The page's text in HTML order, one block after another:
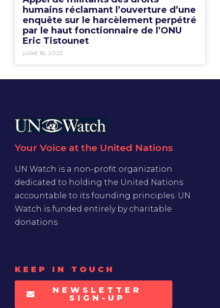
humains réclamant l’ouverture d’une
enquête sur le harcèlement perpétré
par le haut fonctionnaire de l’ONU
Eric Tistounet
juillet 18, 2023
Your Voice at the United Nations
UN Watch is a non-profit organization
dedicated to holding the United Nations
accountable to its founding principles. UN
Watch is funded entirely by charitable
donations
KEEP IN TOUCH
NEWSLETTER
SIGN-UP